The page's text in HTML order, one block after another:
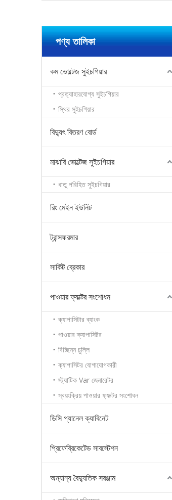
পণ্য তালিকা
কম ভোল্টেজ সুইচগিয়ার
প্রত্যাহারযোগ্য সুইচগিয়ার
স্থির সুইচগিয়ার
বিদ্যুৎ বিতরণ বোর্ড
মাঝারি ভোল্টেজ সুইচগিয়ার
ধাতু পরিহিত সুইচগিয়ার
রিং মেইন ইউনিট
ট্রান্সফরমার
সার্কিট ব্রেকার
পাওয়ার ফ্যাক্টর সংশোধন
ক্যাপাসিটার ব্যাংক
পাওয়ার ক্যাপাসিটর
বিচ্ছিন্ন চুল্লি
ক্যাপাসিটর যোগাযোগকারী
স্ট্যাটিক Var জেনারেটর
স্বয়ংক্রিয় পাওয়ার ফ্যাক্টর সংশোধন
ডিসি প্যানেল ক্যাবিনেট
প্রিফেব্রিকেটেড সাবস্টেশন
অন্যান্য বৈদ্যুতিক সরঞ্জাম